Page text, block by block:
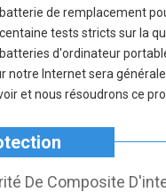
batterie de remplacement
centaine tests stricts sur la
batteries d'ordinateur
Internet sera
et nous résoudrons ce
De Composite